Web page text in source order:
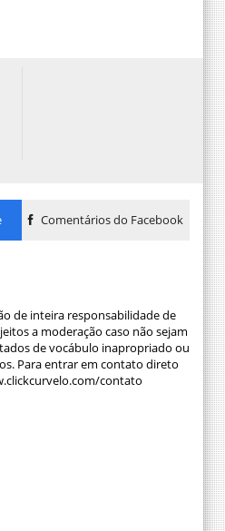
Comentários do Facebook
de inteira responsabilidade de
a moderação caso não sejam
de vocábulo inapropriado ou
Para entrar em contato direto
contato